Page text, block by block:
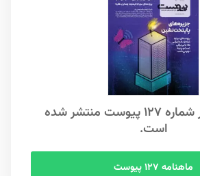
این مطلب در شماره ۱۲۷ پیوست منتشر شده
است.
ماهنامه ۱۲۷ پیوست